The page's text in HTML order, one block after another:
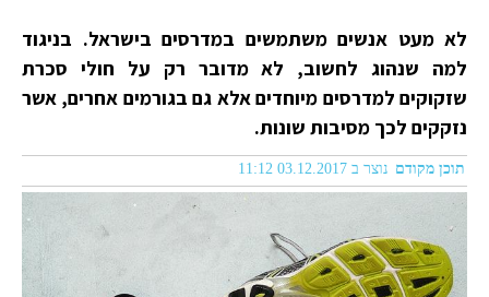
לא מעט אנשים משתמשים במדרסים בישראל. בניגוד
למה שנהוג לחשוב, לא מדובר רק על חולי סכרת
שזקוקים למדרסים מיוחדים אלא גם בגורמים אחרים, אשר
נזקקים לכך מסיבות שונות.
תוכן מקודם נוצר ב 03.12.2017 11:12